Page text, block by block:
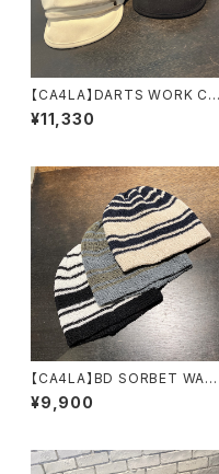
【CA4LA】DARTS WORK CA
S 8 キャスケット TA
M02814
¥11,330
【CA4LA】BD SORBET WATC
H ニット DOU0216
7
¥9,900